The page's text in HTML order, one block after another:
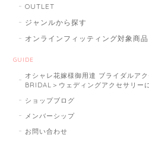
OUTLET
ジャンルから探す
オンラインフィッティング対象商品
GUIDE
オシャレ花嫁様御用達 ブライダルア
BRIDAL＞ウェディングアクセサリー
ショップブログ
メンバーシップ
お問い合わせ